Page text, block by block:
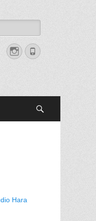
Instagram
Fone
Hara